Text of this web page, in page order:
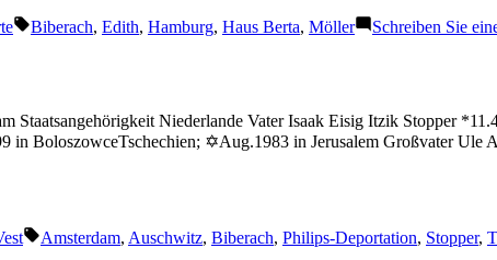
Schlagwörter:
Biberach, Edith, Hamburg, Haus Berta, Möller Schreiben Sie
Staatsangehörigkeit Niederlande Vater Isaak Eisig Itzik Stopper
in BoloszowceTschechien; ✡Aug.1983 in Jerusalem Großvater
Schlagwörter:
Amsterdam, Auschwitz, Biberach, Philips-Deportation, Stopper,